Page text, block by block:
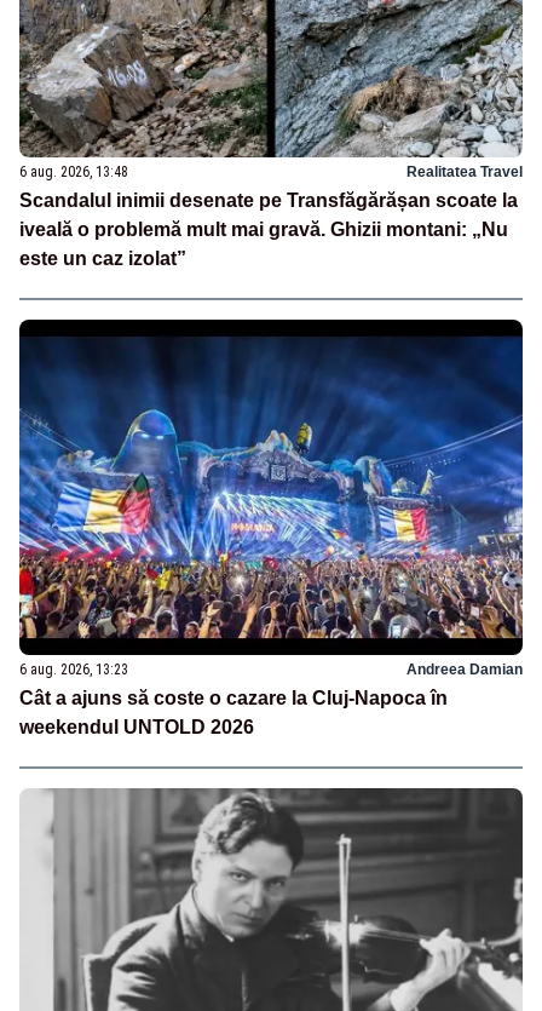
6 aug. 2026, 13:48 Realitatea Travel
Scandalul inimii desenate pe Transfăgărășan scoate la
iveală o problemă mult mai gravă. Ghizii montani: „Nu
este un caz izolat”
6 aug. 2026, 13:23 Andreea Damian
Cât a ajuns să coste o cazare la Cluj-Napoca în
weekendul UNTOLD 2026